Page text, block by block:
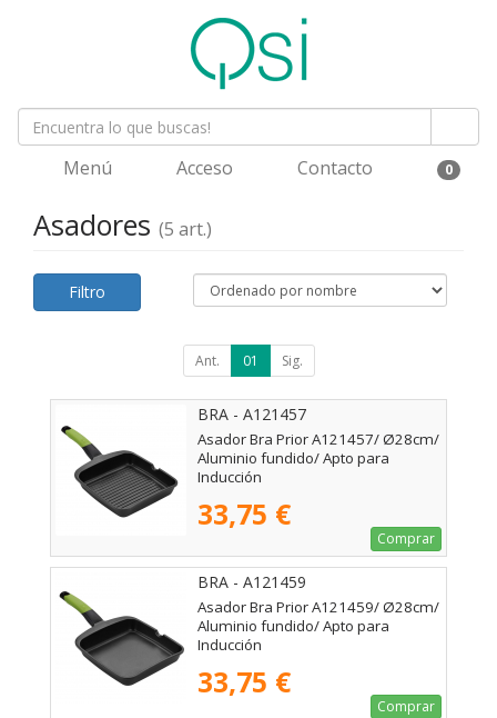
Menú Acceso Contacto 0
Asadores (5 art.)
Filtro
Ant. 01 Sig.
BRA - A121457
Asador Bra Prior A121457/ Ø28cm/
Aluminio fundido/ Apto para
Inducción
33,75 €
Comprar
BRA - A121459
Asador Bra Prior A121459/ Ø28cm/
Aluminio fundido/ Apto para
Inducción
33,75 €
Comprar